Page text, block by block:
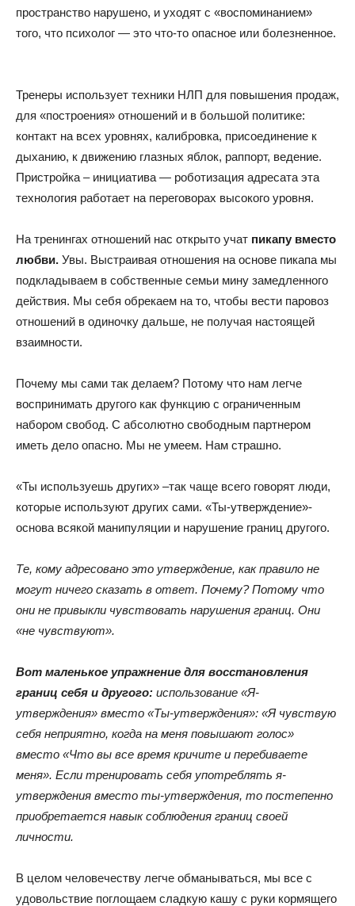
пространство нарушено, и уходят с «воспоминанием»
того, что психолог — это что-то опасное или болезненное.
Тренеры использует техники НЛП для повышения продаж,
для «построения» отношений и в большой политике:
контакт на всех уровнях, калибровка, присоединение к
дыханию, к движению глазных яблок, раппорт, ведение.
Пристройка – инициатива — роботизация адресата эта
технология работает на переговорах высокого уровня.
На тренингах отношений нас открыто учат пикапу вместо
любви. Увы. Выстраивая отношения на основе пикапа мы
подкладываем в собственные семьи мину замедленного
действия. Мы себя обрекаем на то, чтобы вести паровоз
отношений в одиночку дальше, не получая настоящей
взаимности.
Почему мы сами так делаем? Потому что нам легче
воспринимать другого как функцию с ограниченным
набором свобод. С абсолютно свободным партнером
иметь дело опасно. Мы не умеем. Нам страшно.
«Ты используешь других» –так чаще всего говорят люди,
которые используют других сами. «Ты-утверждение»-
основа всякой манипуляции и нарушение границ другого.
Те, кому адресовано это утверждение, как правило не
могут ничего сказать в ответ. Почему? Потому что
они не привыкли чувствовать нарушения границ. Они
«не чувствуют».
Вот маленькое упражнение для восстановления
границ себя и другого: использование «Я-
утверждения» вместо «Ты-утверждения»: «Я чувствую
себя неприятно, когда на меня повышают голос»
вместо «Что вы все время кричите и перебиваете
меня». Если тренировать себя употреблять я-
утверждения вместо ты-утверждения, то постепенно
приобретается навык соблюдения границ своей
личности.
В целом человечеству легче обманываться, мы все с
удовольствие поглощаем сладкую кашу с руки кормящего